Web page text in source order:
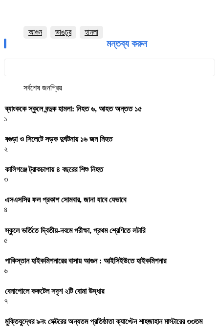
আগুন ভাঙচুর হামলা
মন্তব্য করুন
সর্বশেষ জনপ্রিয়
ব্যাংককে স্কুলে বন্দুক হামলা: নিহত ৬, আহত অন্তত ১৫
১
বগুড়া ও সিলেটে সড়ক দুর্ঘটনায় ১৬ জন নিহত
২
কালিগঞ্জে ট্রাকচাপায় ৪ বছরের শিশু নিহত
৩
এসএসসির ফল প্রকাশ সোমবার, জানা যাবে যেভাবে
৪
স্কুলে ভর্তিতে দ্বিতীয়-নবমে পরীক্ষা, প্রথম শ্রেণিতে লটারি
৫
পাকিস্তান হাইকমিশনারের বাসায় আগুন : আইসিইউতে হাইকমিশনার
৬
বেনাপোলে ককটেল সদৃশ ২টি বোমা উদ্ধার
৭
মুক্তিযুদ্ধের ৯নং সেক্টরের অন্যতম প্রতিষ্ঠাতা ক্যাপ্টেন শাহজাহান মাস্টারের ৩৩তম